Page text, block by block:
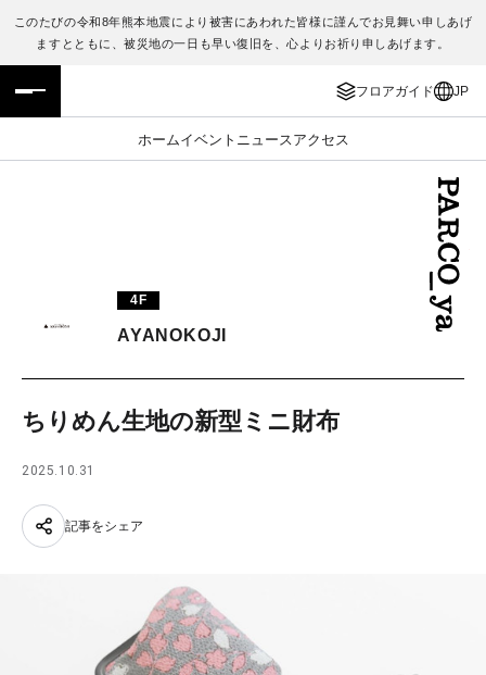
このたびの令和8年熊本地震により被害にあわれた皆様に謹んでお見舞い申しあげ
ますとともに、被災地の一日も早い復旧を、心よりお祈り申しあげます。
フロアガイド JP
ホームイベント ニュース アクセス
フロアガイド
施設案内・アクセス
TAX FREE
ENGLISH
繁体字
日本語
4F
AYANOKOJI
ちりめん生地の新型ミニ財布
2025.10.31
記事をシェア